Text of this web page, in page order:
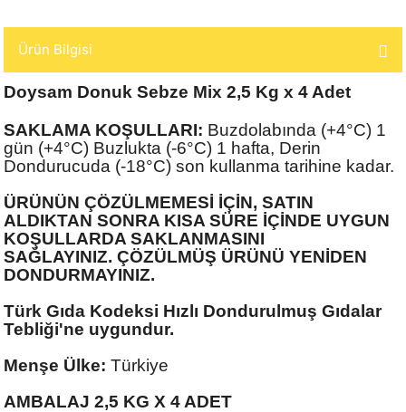
Ürün Bilgisi
Doysam Donuk Sebze Mix 2,5 Kg x 4 Adet
SAKLAMA KOŞULLARI: Buzdolabında (+4°C) 1
gün (+4°C) Buzlukta (-6°C) 1 hafta, Derin
Dondurucuda (-18°C) son kullanma tarihine kadar.
ÜRÜNÜN ÇÖZÜLMEMESİ İÇİN, SATIN
ALDIKTAN SONRA KISA SÜRE İÇİNDE UYGUN
KOŞULLARDA SAKLANMASINI
SAĞLAYINIZ. ÇÖZÜLMÜŞ ÜRÜNÜ YENİDEN
DONDURMAYINIZ.
Türk Gıda Kodeksi Hızlı Dondurulmuş Gıdalar
Tebliği'ne uygundur.
Menşe Ülke: Türkiye
AMBALAJ 2,5 KG X 4 ADET